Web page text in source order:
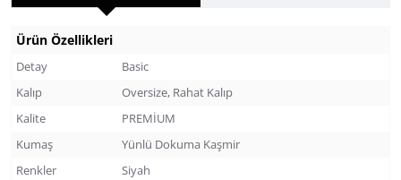
Ürün Özellikleri
Detay
Basic
Kalıp
Oversize, Rahat Kalıp
Kalite
PREMİUM
Kumaş
Yünlü Dokuma Kaşmir
Renkler
Siyah